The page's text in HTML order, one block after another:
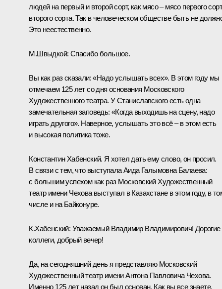
людей на первый и второй сорт, как мясо – мясо первого
второго сорта. Так в человеческом обществе быть не
Это неестественно.
М.Швыдкой: Спасибо большое.
Вы как раз сказали: «Надо услышать всех». В этом году мы
отмечаем 125 лет со дня основания Московского
Художественного театра. У Станиславского есть одна
замечательная заповедь: «Когда выходишь на сцену, надо
играть другого». Наверное, услышать это всё – в этом есть
и высокая политика тоже.
Константин Хабенский. Я хотел дать ему слово, он просил.
В связи с тем, что выступала Аида Галымовна Балаева:
с большим успехом как раз Московский Художественный
театр имени Чехова выступал в Казахстане в этом году, в
числе и на Байконуре.
К.Хабенский: Уважаемый Владимир Владимирович! Дорогие
коллеги, добрый вечер!
Да, на сегодняшний день я представляю Московский
Художественный театр имени Антона Павловича Чехова.
Именно 125 лет назад он был основан. Как вы все знаете,